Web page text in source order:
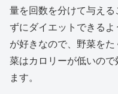
量を回数を分けて与え
ずにダイエットできる
が好きなので、野菜を
菜はカロリーが低いの
ます。